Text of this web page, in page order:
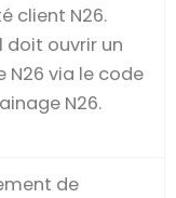
client N26.
doit ouvrir un
N26 via le code
N26.
de